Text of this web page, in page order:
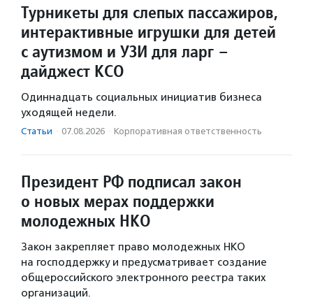
Турникеты для слепых пассажиров,
интерактивные игрушки для детей
с аутизмом и УЗИ для ларг –
дайджест КСО
Одиннадцать социальных инициатив бизнеса
уходящей недели.
Статьи · 07.08.2026 · Корпоративная ответственность
Президент РФ подписал закон
о новых мерах поддержки
молодежных НКО
Закон закрепляет право молодежных НКО
на господдержку и предусматривает создание
общероссийского электронного реестра таких
организаций.